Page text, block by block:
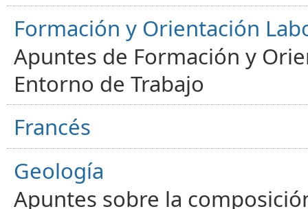
Formación y Orientación
Apuntes de Formación y
Entorno de Trabajo
Francés
Geología
Apuntes sobre la